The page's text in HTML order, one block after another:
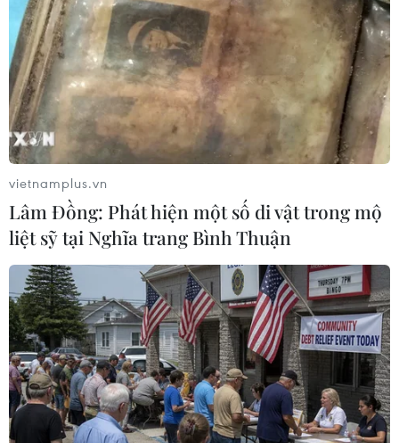
TIN LIÊN QUAN
Dịch COVID-19: Singapore cân nhắc tiêm
mũi vaccine bổ sung
19/08/2021 15:01
Bộ trưởng Ong Ye Kung cho biết hệ miễn dịch của nhiều
vietnamplus.vn
Lâm Đồng: Phát hiện một số di vật trong mộ
liệt sỹ tại Nghĩa trang Bình Thuận